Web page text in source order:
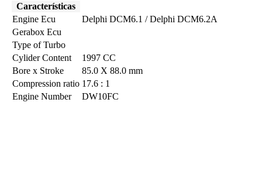
Características
Engine Ecu
Delphi DCM6.1 / Delphi DCM6.2A
Gerabox Ecu
Type of Turbo
Cylider Content
1997 CC
Bore x Stroke
85.0 X 88.0 mm
Compression ratio 17.6 : 1
Engine Number
DW10FC